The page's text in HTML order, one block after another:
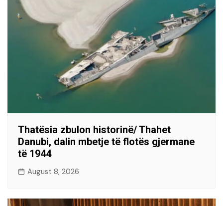
Thatësia zbulon historinë/ Thahet
Danubi, dalin mbetje të flotës gjermane
të 1944
August 8, 2026